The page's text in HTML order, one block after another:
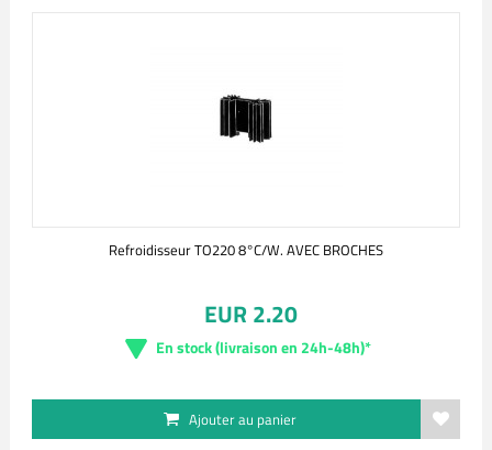
Refroidisseur TO220 8°C/W. AVEC BROCHES
EUR 2.20
En stock (livraison en 24h-48h)*
Ajouter au panier